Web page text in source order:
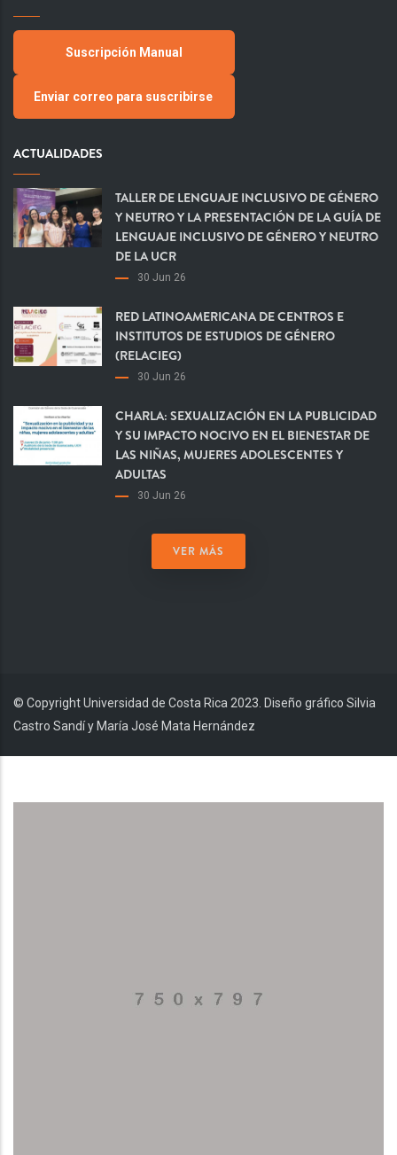
Suscripción Manual
Enviar correo para suscribirse
ACTUALIDADES
TALLER DE LENGUAJE INCLUSIVO DE GÉNERO
Y NEUTRO Y LA PRESENTACIÓN DE LA GUÍA DE
LENGUAJE INCLUSIVO DE GÉNERO Y NEUTRO
DE LA UCR
30 Jun 26
RED LATINOAMERICANA DE CENTROS E
INSTITUTOS DE ESTUDIOS DE GÉNERO
(RELACIEG)
30 Jun 26
CHARLA: SEXUALIZACIÓN EN LA PUBLICIDAD
Y SU IMPACTO NOCIVO EN EL BIENESTAR DE
LAS NIÑAS, MUJERES ADOLESCENTES Y
ADULTAS
30 Jun 26
VER MÁS
© Copyright Universidad de Costa Rica 2023. Diseño gráfico Silvia
Castro Sandí y María José Mata Hernández